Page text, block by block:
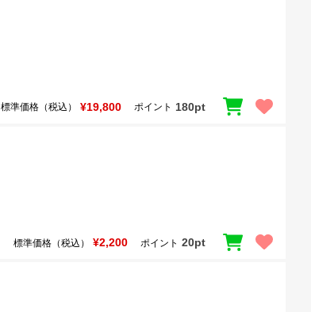
標準価格（税込） ¥19,800 ポイント 180pt
標準価格（税込） ¥2,200 ポイント 20pt